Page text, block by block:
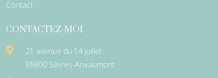
Contact
CONTACTEZ-MOI
21 avenue du 14 juillet
86800 Sèvres-Anxaumont